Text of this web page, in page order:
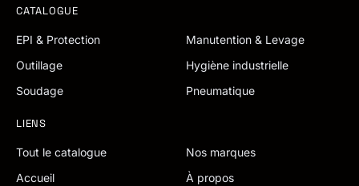
CATALOGUE
EPI & Protection
Manutention & Levage
Outillage
Hygiène industrielle
Soudage
Pneumatique
LIENS
Tout le catalogue
Nos marques
Accueil
À propos